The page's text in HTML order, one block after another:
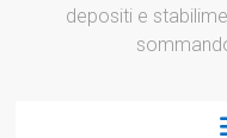
depositi e